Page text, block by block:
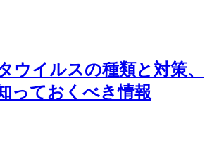
ウイルスの種類と対策、
っておくべき情報